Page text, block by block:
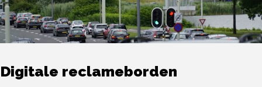
Digitale reclameborden